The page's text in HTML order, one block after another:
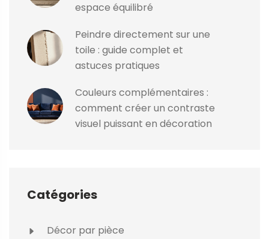
espace équilibré
Peindre directement sur une
toile : guide complet et
astuces pratiques
Couleurs complémentaires :
comment créer un contraste
visuel puissant en décoration
Catégories
Décor par pièce